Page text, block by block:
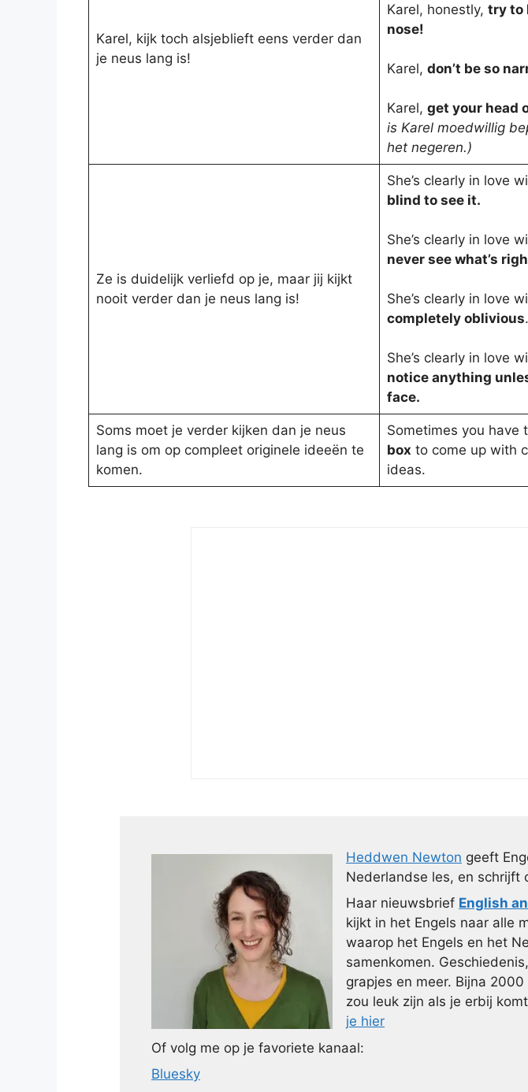
Karel, kijk toch alsjeblieft eens verder dan
je neus lang is!
Karel, honestly, try to
nose!
Karel, don’t be so
Karel, get your head
is Karel moedwillig
het negeren.)
Ze is duidelijk verliefd op je, maar jij kijkt
nooit verder dan je neus lang is!
She’s clearly in love
blind to see it.
She’s clearly in love
never see what’s
She’s clearly in love
completely oblivious.
She’s clearly in love
notice anything
face.
Soms moet je verder kijken dan je neus
lang is om op compleet originele ideeën te
komen.
Sometimes you have
box to come up with
ideas.
Heddwen Newton geeft
Nederlandse les, en schrijft
Haar nieuwsbrief English
kijkt in het Engels naar alle
waarop het Engels en het
samenkomen.
grapjes en meer. Bijna
zou leuk zijn als je erbij
je hier
Of volg me op je favoriete kanaal:
Bluesky